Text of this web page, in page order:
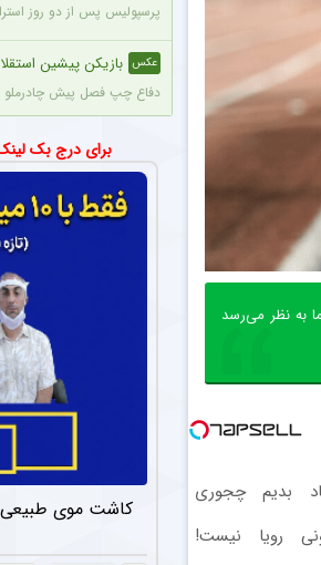
به نظر می‌رسد
بدیم چجوری
800 میلیونی رویا نیست!
پرسپولیس پس از دو روز
عکس بازیکن پیشین
دفاع چپ فصل پیش چادرملو
مهدی طارمی برای
مهدی طارمی استوری جدیدی
ستاره محبوب هواداران
رضا شکاری با سه پیشنهاد
موافقت هلدینگ
بر اساس آخرین پیگیری‌ها
اولین خرید قهرمان
پاری‌سن‌ژرمنِ تحت هدایت
احتمال بازگشت
پس از پاسخ منفی CAS به درخواست استقلال، این باشگاه به درخواست بختیاری‌زاده قصد دارد قرارداد آنتونیو آدان، دروازه‌بان اسپانیایی فصل گذشته، را تمدید کند.
رونمایی ذوب‌آهن
برای درج بک
کاشت موی طبیعی